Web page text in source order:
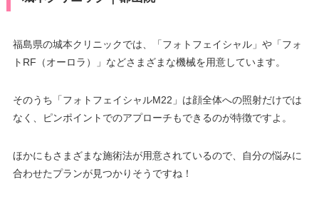
福島県の城本クリニックでは、「フォトフェイシャル」や「フォ
トRF（オーロラ）」などさまざまな機械を用意しています。
そのうち「フォトフェイシャルM22」は顔全体への照射だけでは
なく、ピンポイントでのアプローチもできるのが特徴ですよ。
ほかにもさまざまな施術法が用意されているので、自分の悩みに
合わせたプランが見つかりそうですね！